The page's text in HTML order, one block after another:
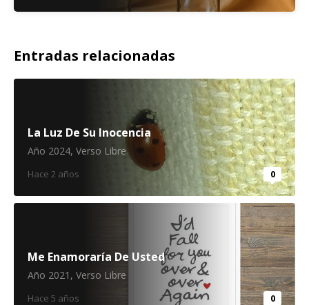
Entradas relacionadas
La Luz De Su Inocencia
Año 2024, Verso Libre
Hace 2 años 0
Me Enamoraría De Usted
Año 2021 , Verso Libre
Hace 5 años 0